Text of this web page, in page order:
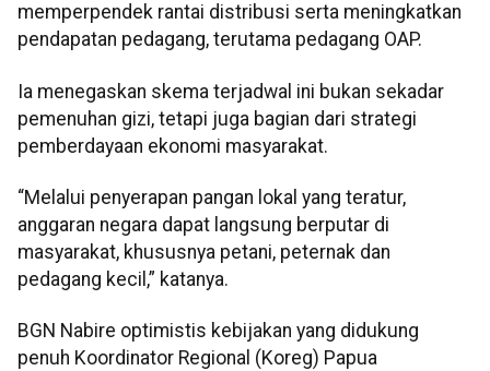
memperpendek rantai distribusi serta meningkatkan
pendapatan pedagang, terutama pedagang OAP.
Ia menegaskan skema terjadwal ini bukan sekadar
pemenuhan gizi, tetapi juga bagian dari strategi
pemberdayaan ekonomi masyarakat.
“Melalui penyerapan pangan lokal yang teratur,
anggaran negara dapat langsung berputar di
masyarakat, khususnya petani, peternak dan
pedagang kecil,” katanya.
BGN Nabire optimistis kebijakan yang didukung
penuh Koordinator Regional (Koreg) Papua